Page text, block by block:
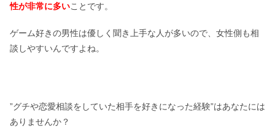
性が非常に多いことです。
ゲーム好きの男性は優しく聞き上手な人が多いので、女性側も相
談しやすいんですよね。
”グチや恋愛相談をしていた相手を好きになった経験”はあなたには
ありませんか？